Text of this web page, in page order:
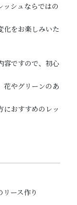
ッシュならではの
化をお楽しみいた
容ですので、初心
花やグリーンのあ
におすすめのレッ
ース作り